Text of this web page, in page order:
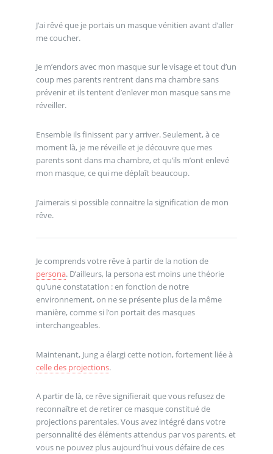
J’ai rêvé que je portais un masque vénitien avant d’aller
me coucher.
Je m’endors avec mon masque sur le visage et tout d’un
coup mes parents rentrent dans ma chambre sans
prévenir et ils tentent d’enlever mon masque sans me
réveiller.
Ensemble ils finissent par y arriver. Seulement, à ce
moment là, je me réveille et je découvre que mes
parents sont dans ma chambre, et qu’ils m’ont enlevé
mon masque, ce qui me déplaît beaucoup.
J’aimerais si possible connaitre la signification de mon
rêve.
Je comprends votre rêve à partir de la notion de
persona. D’ailleurs, la persona est moins une théorie
qu’une constatation : en fonction de notre
environnement, on ne se présente plus de la même
manière, comme si l’on portait des masques
interchangeables.
Maintenant, Jung a élargi cette notion, fortement liée à
celle des projections.
A partir de là, ce rêve signifierait que vous refusez de
reconnaître et de retirer ce masque constitué de
projections parentales. Vous avez intégré dans votre
personnalité des éléments attendus par vos parents, et
vous ne pouvez plus aujourd’hui vous défaire de ces